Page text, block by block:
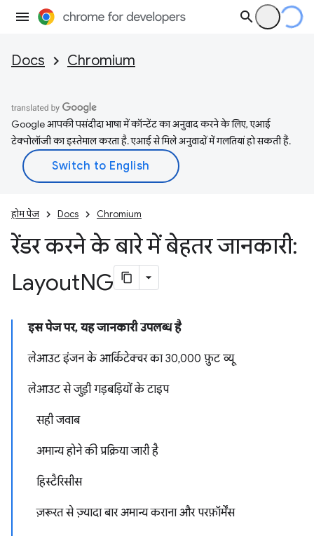
Docs Chromium
Google आपकी पसंदीदा भाषा में कॉन्टेंट का अनुवाद करने के लिए, एआई
टेक्नोलॉजी का इस्तेमाल करता है. एआई से मिले अनुवादों में गलतियां हो सकती हैं.
होम पेज Docs Chromium
रेंडर करने के बारे में बेहतर जानकारी:
LayoutNG
इस पेज पर, यह जानकारी उपलब्ध है
लेआउट इंजन के आर्किटेक्चर का 30,000 फ़ुट व्यू
लेआउट से जुड़ी गड़बड़ियों के टाइप
सही जवाब
अमान्य होने की प्रक्रिया जारी है
हिस्टैरिसीस
ज़रूरत से ज़्यादा बार अमान्य कराना और परफ़ॉर्मेंस